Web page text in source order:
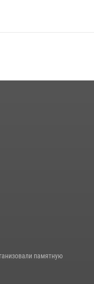
ВЕДОМСТВЕННОЙ
в Кабардино-
памятную